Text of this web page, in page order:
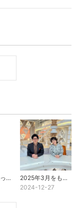
先月パリに行ってきました！
2025年3月をもって『Nスタ』を卒業します
2024-12-27